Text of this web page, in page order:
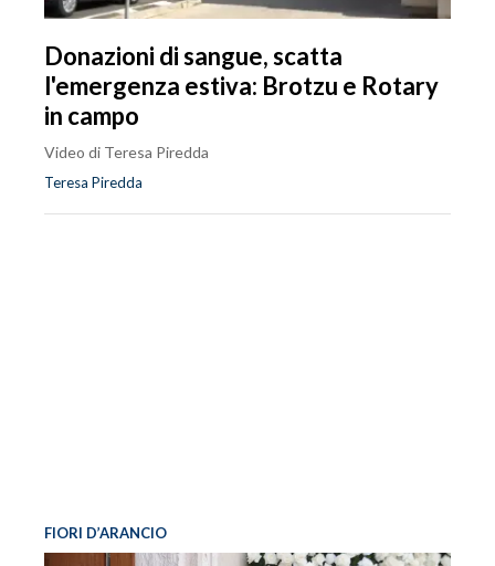
Donazioni di sangue, scatta
l'emergenza estiva: Brotzu e Rotary
in campo
Video di Teresa Piredda
Teresa Piredda
FIORI D’ARANCIO